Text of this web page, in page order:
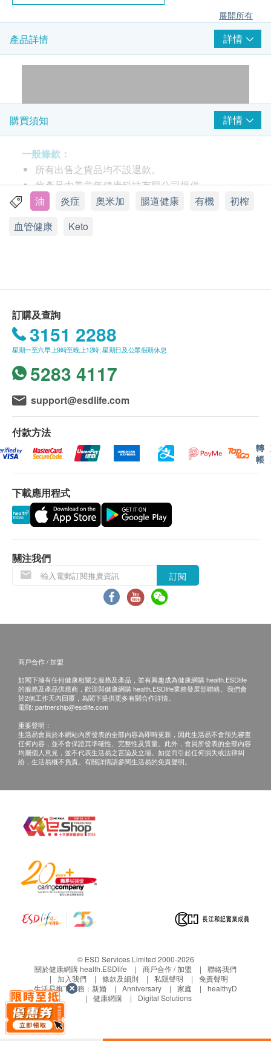
展開所有
產品詳情 詳情
健康及大腦功能; 或有助於更好的胰島素敏感性、體重
管理和酮症，在酮症中，身體主要使用脂肪而不是碳
水化合物作為主要能量來源。
護最佳營養成分。
“創建 奥米加 369 保健食物油，為您健康加油 – 幫助
您開啟更健康的旅程”
Vita Herbs保健食物油源自多國獎項嘉許專利配方，
符合兩項世界推薦脂肪酸建議比例，Omega 3 vs 6
脂及脂肪酸學會選出，作為年度大會 “傑出配方” 發
佈。
全素、有機、冷壓、初榨、無添加，香港製造，
Vita Herbs 保健食物油是經過 Eurofins 香港政府認可
的第三方實驗室檢驗合格 (項目包含塑化劑，3-
MCPD， 黃曲霉素，苯並［a］芘，有機溶液，芥
酸）及 佛山市食品藥品檢驗檢測中心，檢測符合
2020 年第 56 屆 Monde Selection 世界飲食與健康產
品評選金品質獎
2020 年和 2023 年世界食品創新獎決賽入圍者
2020 年香港發明獎銀獎
2019 年中國國家發明獎銀獎
2023 年德國創新獎醫療與健康提名獎
養護心腦血管、關節及大腦，胰島素敏感性、體重管
理。
主要成份
亞麻籽油，黑芝麻油，核桃油，火麻仁油，南瓜籽
油，花生油，紫蘇籽油。
建議用法
免責聲明
此產品沒有根據《藥劑業及毒藥條例》或《中醫藥條
例》註冊。為此產品作出的任何聲稱亦沒有為進行該
等註冊而接受核。此產品並不供作診斷、治療或預防
購買須知 詳情
一般條款：
所有出售之貨品均不設退款。
此產品由美意年健康科技有限公司提供。
如有任何爭議，美意年健康科技有限公司及健康網
我們將於確定訂單後2個工作天內安排發貨。
不排除運送時間會因節日而有所影響。當八號烈風
訊號懸掛或黑色暴雨警告生效時，送貨服務時間將
會延遲。
所有訂單須視乎相關貨品的供應情況再作最後確
易有權拒絕接受該訂單，並且會於送貨前透過電話
或電郵通知顧客再作安排。
保用條款：
退換條款：
當顧客收取已訂購之貨品時，有責任檢查貨品是否
退換產品必須包裝完整，如退換之產品有任何殘缺
或過期退回，供應商有權不受理。
如有其他損壞或遺漏查詢，顧客必須保留有效收據
正本，並於送貨後3個工作天內按下列方式聯絡 美
意年健康科技有限公司 客戶服務部跟進。
油 炎症 奧米加 腸道健康 有機
初榨
血管健康
Keto
訂購及查詢
3151 2288
星期一至六早上9時至晚上12時; 星期日及公眾假期休息
5283 4117
support@esdlife.com
付款方法
轉
帳
下載應用程式
關注我們
訂閱
商戶合作 / 加盟
如閣下擁有任何健康相關之服務及產品，並有興趣成為健康網購 health.ESDlife
的服務及產品供應商，歡迎與健康網購 health.ESDlife業務發展部聯絡。我們會
於2個工作天內回覆，為閣下提供更多有關合作詳情。
電郵: partnership@esdlife.com
重要聲明：
生活易會員於本網站內所發表的全部內容為即時更新，因此生活易不會預先審查
任何內容，並不會保證其準確性、完整性及質量。此外，會員所發表的全部內容
均屬個人意見，並不代表生活易之言論及立場。如從而引起任何損失或法律糾
紛，生活易概不負責。有關詳情請參閱生活易的免責聲明。
© ESD Services Limited 2000-2026
關於健康網購 health.ESDlife
商戶合作 / 加盟
聯絡我們
加入我們
條款及細則 私隱聲明
免責聲明
生活易旗下業務： 新婚 Anniversary 家庭
healthyD
健康網購
Digital Solutions